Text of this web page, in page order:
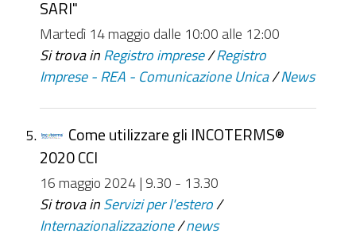
SARI"
Martedì 14 maggio dalle 10:00 alle 12:00
Si trova in Registro imprese /Registro
Imprese - REA - Comunicazione Unica /News
Come utilizzare gli INCOTERMS®
2020 CCI
16 maggio 2024 | 9.30 - 13.30
Si trova in Servizi per l'estero /
Internazionalizzazione /news